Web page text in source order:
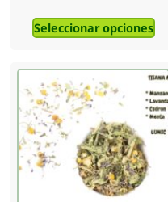
Seleccionar opciones